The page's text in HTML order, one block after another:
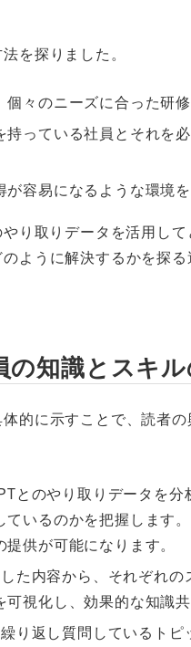
を探りました。
々のニーズに合った研修
っている社員とそれを
容易になるような環境を
り取りデータを活用し
ように解決するかを探
の知識とスキ
的に示すことで、読者
とのやり取りデータを
いるのかを把握します
供が可能になります。
た内容から、それぞれ
視化し、効果的な知識
り返し質問しているト